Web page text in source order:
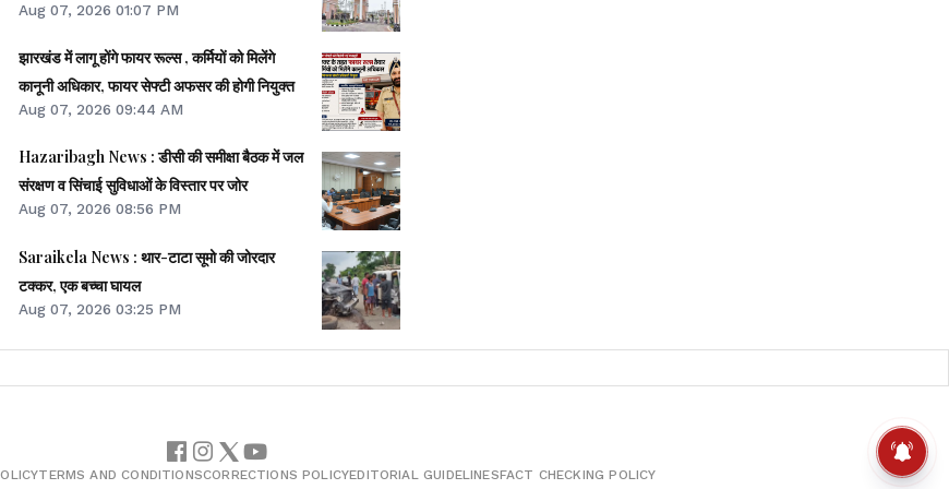
Aug 07, 2026 01:07 PM
झारखंड में लागू होंगे फायर रूल्स , कर्मियों को मिलेंगे
कानूनी अधिकार, फायर सेफ्टी अफसर की होगी नियुक्त
Aug 07, 2026 09:44 AM
Hazaribagh News : डीसी की समीक्षा बैठक में जल
संरक्षण व सिंचाई सुविधाओं के विस्तार पर जोर
Aug 07, 2026 08:56 PM
Saraikela News : थार-टाटा सूमो की जोरदार
टक्कर, एक बच्चा घायल
Aug 07, 2026 03:25 PM
TERMS AND CONDITIONSCORRECTIONS POLICYEDITORIAL GUIDELINESFACT CHECKING POLICY